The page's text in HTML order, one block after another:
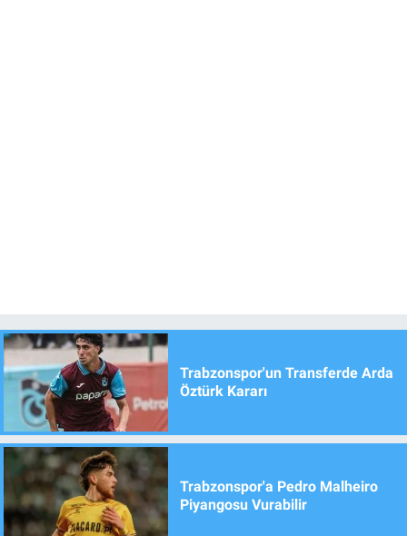
Trabzonspor'un Transferde Arda
Öztürk Kararı
Trabzonspor'a Pedro Malheiro
Piyangosu Vurabilir